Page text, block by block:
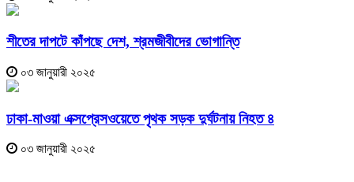
শীতের দাপটে কাঁপছে দেশ, শ্রমজীবীদের ভোগান্তি
০৩ জানুয়ারী ২০২৫
ঢাকা-মাওয়া এক্সপ্রেসওয়েতে পৃথক সড়ক দুর্ঘটনায় নিহত ৪
০৩ জানুয়ারী ২০২৫